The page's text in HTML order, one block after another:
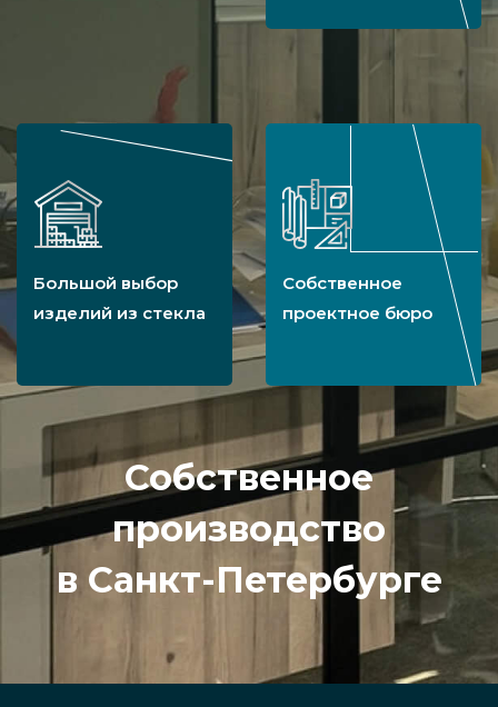
Большой выбор
изделий из стекла
Собственное
проектное бюро
Собственное
производство
в Санкт-Петербурге